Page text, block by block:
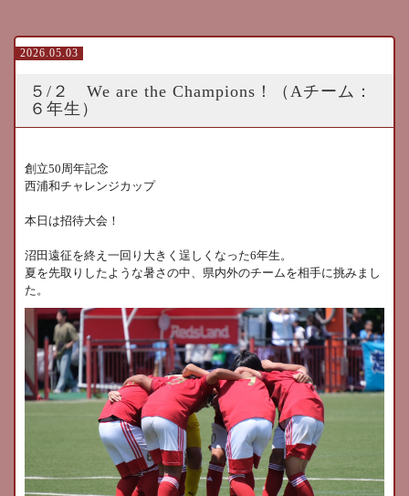
2026.05.03
５/２ We are the Champions！（Aチーム：
６年生）
創立50 周年記念
西浦和チャレンジカップ
本日は招待大会！
沼田遠征を終え一回り大きく逞しくなった6年生。
夏を先取りしたような暑さの中、県内外のチームを相手に挑みまし
た。